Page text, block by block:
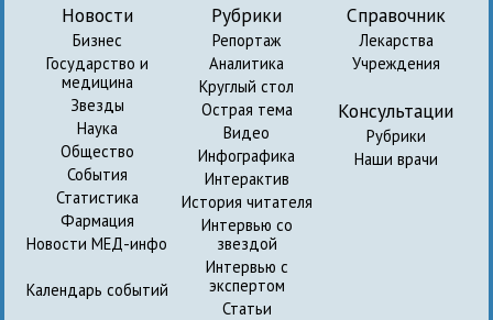
Новости
Бизнес
Государство и
медицина
Звезды
Наука
Общество
События
Статистика
Фармация
Новости МЕД-инфо
Календарь событий
Рубрики
Репортаж
Аналитика
Круглый стол
Острая тема
Видео
Инфографика
Интерактив
История читателя
Интервью со
звездой
Интервью с
экспертом
Статьи
Справочник
Лекарства
Учреждения
Консультации
Рубрики
Наши врачи